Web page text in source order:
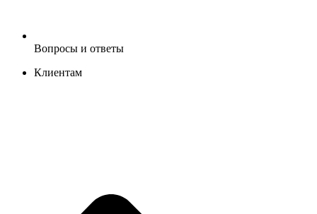
Вопросы и ответы
Клиентам